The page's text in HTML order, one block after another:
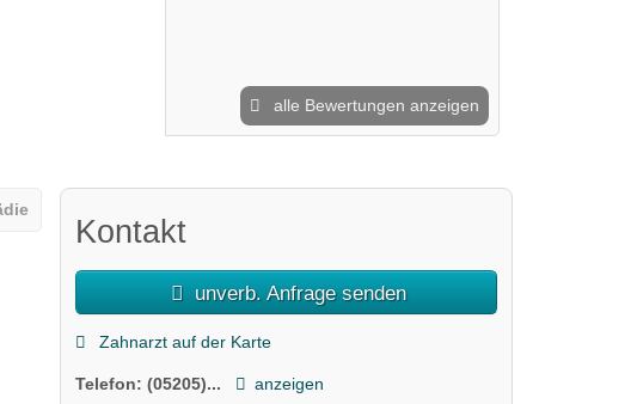
alle Bewertungen anzeigen
Kontakt
unverb. Anfrage senden
Zahnarzt auf der Karte
Telefon:(05205)... anzeigen